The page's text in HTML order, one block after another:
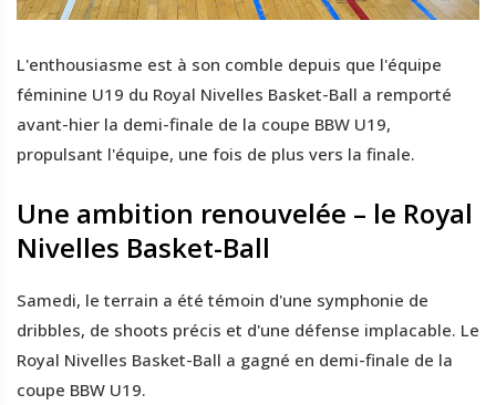
L'enthousiasme est à son comble depuis que l'équipe
féminine U19 du Royal Nivelles Basket-Ball a remporté
avant-hier la demi-finale de la coupe BBW U19,
propulsant l'équipe, une fois de plus vers la finale.
Une ambition renouvelée – le Royal
Nivelles Basket-Ball
Samedi, le terrain a été témoin d'une symphonie de
dribbles, de shoots précis et d'une défense implacable. Le
Royal Nivelles Basket-Ball a gagné en demi-finale de la
coupe BBW U19.